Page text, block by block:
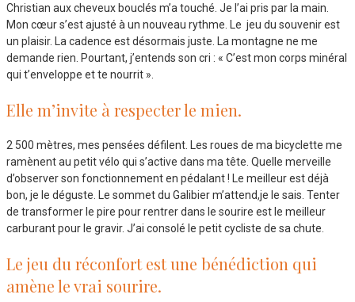
Christian aux cheveux bouclés m’a touché. Je l’ai pris par la main.
Mon cœur s’est ajusté à un nouveau rythme. Le jeu du souvenir est
un plaisir. La cadence est désormais juste. La montagne ne me
demande rien. Pourtant, j’entends son cri : « C’est mon corps minéral
qui t’enveloppe et te nourrit ».
Elle m’invite à respecter le mien.
2 500 mètres, mes pensées défilent. Les roues de ma bicyclette me
ramènent au petit vélo qui s’active dans ma tête. Quelle merveille
d’observer son fonctionnement en pédalant ! Le meilleur est déjà
bon, je le déguste. Le sommet du Galibier m’attend,je le sais. Tenter
de transformer le pire pour rentrer dans le sourire est le meilleur
carburant pour le gravir. J’ai consolé le petit cycliste de sa chute.
Le jeu du réconfort est une bénédiction qui
amène le vrai sourire.